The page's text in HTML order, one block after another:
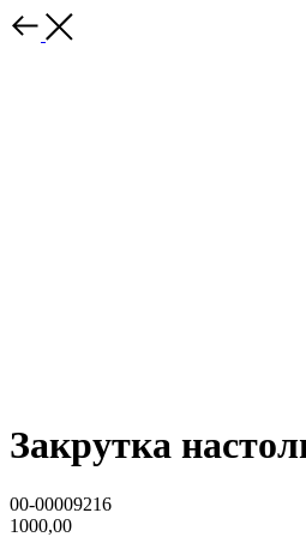
Закрутка
00-00009216
1000,00